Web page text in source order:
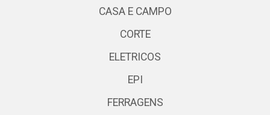
CASA E CAMPO
CORTE
ELETRICOS
EPI
FERRAGENS